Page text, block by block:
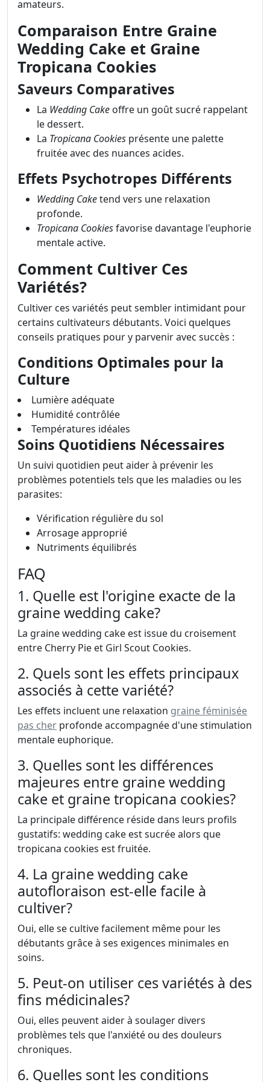
amateurs.
Comparaison Entre Graine
Wedding Cake et Graine
Tropicana Cookies
Saveurs Comparatives
La Wedding Cake offre un goût sucré rappelant
le dessert.
La Tropicana Cookies présente une palette
fruitée avec des nuances acides.
Effets Psychotropes Différents
Wedding Caketend vers une relaxation
profonde.
Tropicana Cookiesfavorise davantage l'euphorie
mentale active.
Comment Cultiver Ces
Variétés?
Cultiver ces variétés peut sembler intimidant pour
certains cultivateurs débutants. Voici quelques
conseils pratiques pour y parvenir avec succès :
Conditions Optimales pour la
Culture
Lumière adéquate
Humidité contrôlée
Températures idéales
Soins Quotidiens Nécessaires
Un suivi quotidien peut aider à prévenir les
problèmes potentiels tels que les maladies ou les
parasites:
Vérification régulière du sol
Arrosage approprié
Nutriments équilibrés
FAQ
1. Quelle est l'origine exacte de la
graine wedding cake?
La graine wedding cake est issue du croisement
entre Cherry Pie et Girl Scout Cookies.
2. Quels sont les effets principaux
associés à cette variété?
Les effets incluent une relaxation graine féminisée
pas cher profonde accompagnée d'une stimulation
mentale euphorique.
3. Quelles sont les différences
majeures entre graine wedding
cake et graine tropicana cookies?
La principale différence réside dans leurs profils
gustatifs: wedding cake est sucrée alors que
tropicana cookies est fruitée.
4. La graine wedding cake
autofloraison est-elle facile à
cultiver?
Oui, elle se cultive facilement même pour les
débutants grâce à ses exigences minimales en
soins.
5. Peut-on utiliser ces variétés à des
fins médicinales?
Oui, elles peuvent aider à soulager divers
problèmes tels que l'anxiété ou des douleurs
chroniques.
6. Quelles sont les conditions